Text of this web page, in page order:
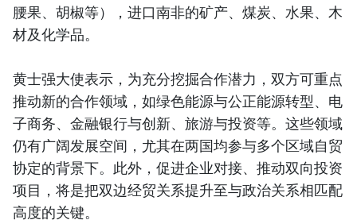
腰果、胡椒等），进口南非的矿产、煤炭、水果、木
材及化学品。
黄士强大使表示，为充分挖掘合作潜力，双方可重点
推动新的合作领域，如绿色能源与公正能源转型、电
子商务、金融银行与创新、旅游与投资等。这些领域
仍有广阔发展空间，尤其在两国均参与多个区域自贸
协定的背景下。此外，促进企业对接、推动双向投资
项目，将是把双边经贸关系提升至与政治关系相匹配
高度的关键。